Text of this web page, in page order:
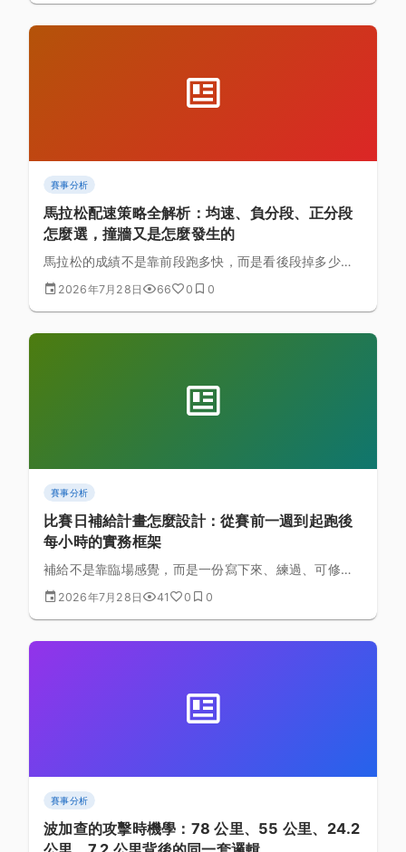
賽事分析
馬拉松配速策略全解析：均速、負分段、正分段
怎麼選，撞牆又是怎麼發生的
馬拉松的成績不是靠前段跑多快，而是看後段掉多少。
本文拆解均速、負分段、正分段三種配速型態的取捨，
逐層說明撞牆的生理成因，並給出賽前到賽後段的執行
2026年7月28日 66 0 0
賽事分析
比賽日補給計畫怎麼設計：從賽前一週到起跑後
每小時的實務框架
補給不是靠臨場感覺，而是一份寫下來、練過、可修正
的計畫。本文從賽前一週的能量與腸胃準備、賽前24小
時的碳水安排，一路拆解到起跑後每小時的碳水、水
給框架表與就醫警訊清單。
2026年7月28日 41 0 0
賽事分析
波加查的攻擊時機學：78 公里、55 公里、24.2